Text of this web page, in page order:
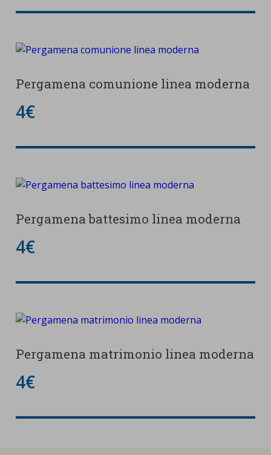
Pergamena comunione linea moderna
4€
Pergamena battesimo linea moderna
4€
Pergamena matrimonio linea moderna
4€